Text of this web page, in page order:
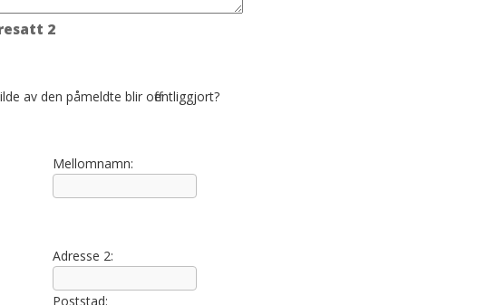
2
av den påmeldte blir offentliggjort?
Mellomnamn:
Adresse 2:
Poststad: